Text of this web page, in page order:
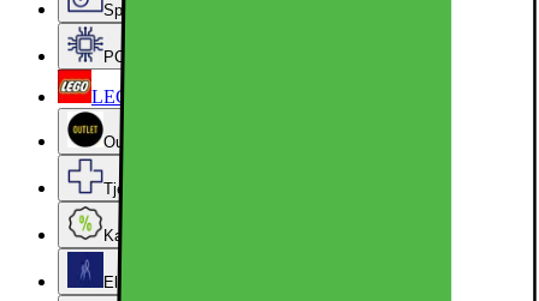
Sport, hobby og fritid
PC-komponenter
LEGO
Outlet
Tjenester og tilbehør
Kampanjer
Elkjøps kundeklubb